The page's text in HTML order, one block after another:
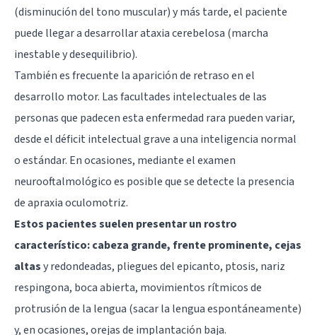
(disminución del tono muscular) y más tarde, el paciente
puede llegar a desarrollar ataxia cerebelosa (marcha
inestable y desequilibrio).
También es frecuente la aparición de retraso en el
desarrollo motor. Las facultades intelectuales de las
personas que padecen esta enfermedad rara pueden variar,
desde el déficit intelectual grave a una inteligencia normal
o estándar. En ocasiones, mediante el examen
neurooftalmológico es posible que se detecte la presencia
de apraxia oculomotriz.
Estos pacientes suelen presentar un rostro
característico: cabeza grande, frente prominente, cejas
altasy redondeadas, pliegues del epicanto, ptosis, nariz
respingona, boca abierta, movimientos rítmicos de
protrusión de la lengua (sacar la lengua espontáneamente)
y, en ocasiones, orejas de implantación baja.